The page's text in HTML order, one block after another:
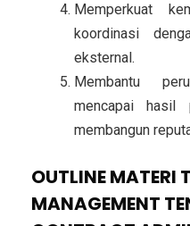
Memperkuat
koordinasi
eksternal.
Membantu
mencapai hasil
membangun
OUTLINE MATERI
MANAGEMENT